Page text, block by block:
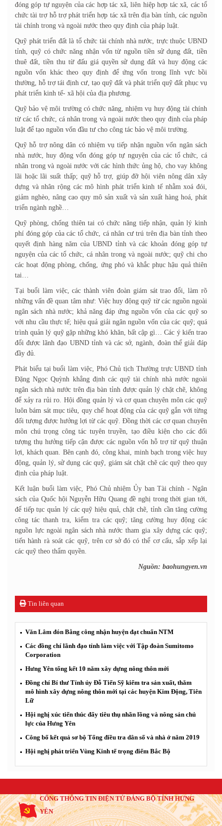
đóng góp tự nguyện của các hợp tác xã, liên hiệp hợp tác xã, các tổ
chức tài trợ hỗ trợ phát triển hợp tác xã trên địa bàn tỉnh, các nguồn
tài chính trong và ngoài nước theo quy định của pháp luật.
Quỹ phát triển đất là tổ chức tài chính nhà nước, trực thuộc UBND
tỉnh, quỹ có chức năng nhận vốn từ nguồn tiền sử dụng đất, tiền
thuê đất, tiền thu từ đấu giá quyền sử dụng đất và huy động các
nguồn vốn khác theo quy định để ứng vốn trong lĩnh vực bồi
thường, hỗ trợ tái định cư, tạo quỹ đất và phát triển quỹ đất phục vụ
phát triển kinh tế- xã hội của địa phương.
Quỹ bảo vệ môi trường có chức năng, nhiệm vụ huy động tài chính
từ các tổ chức, cá nhân trong và ngoài nước theo quy định của pháp
luật để tạo nguồn vốn đầu tư cho công tác bảo vệ môi trường.
Quỹ hỗ trợ nông dân có nhiệm vụ tiếp nhận nguồn vốn ngân sách
nhà nước, huy động vốn đóng góp tự nguyện của các tổ chức, cá
nhân trong và ngoài nước với các hình thức ủng hộ, cho vay không
lãi hoặc lãi suất thấp; quỹ hỗ trợ, giúp đỡ hội viên nông dân xây
dựng và nhân rộng các mô hình phát triển kinh tế nhằm xoá đói,
giảm nghèo, nâng cao quy mô sản xuất và sản xuất hàng hoá, phát
triển ngành nghề…
Quỹ phòng, chống thiên tai có chức năng tiếp nhận, quản lý kinh
phí đóng góp của các tổ chức, cá nhân cư trú trên địa bàn tỉnh theo
quyết định hàng năm của UBND tỉnh và các khoản đóng góp tự
nguyện của các tổ chức, cá nhân trong và ngoài nước; quỹ chi cho
các hoạt động phòng, chống, ứng phó và khắc phục hậu quả thiên
tai…
Tại buổi làm việc, các thành viên đoàn giám sát trao đổi, làm rõ
những vấn đề quan tâm như: Việc huy động quỹ từ các nguồn ngoài
ngân sách nhà nước; khả năng đáp ứng nguồn vốn của các quỹ so
với nhu cầu thực tế; hiệu quả giải ngân nguồn vốn của các quỹ; quá
trình quản lý quỹ gặp những khó khăn, bất cập gì… Các ý kiến trao
đổi được lãnh đạo UBND tỉnh và các sở, ngành, đoàn thể giải đáp
đầy đủ.
Phát biểu tại buổi làm việc, Phó Chủ tịch Thường trực UBND tỉnh
Đặng Ngọc Quỳnh khẳng định các quỹ tài chính nhà nước ngoài
ngân sách nhà nước trên địa bàn tỉnh được quản lý chặt chẽ, không
để xảy ra rủi ro. Hội đồng quản lý và cơ quan chuyên môn các quỹ
luôn bám sát mục tiêu, quy chế hoạt động của các quỹ gắn với từng
đối tượng được hưởng lợi từ các quỹ. Đồng thời các cơ quan chuyên
môn chú trọng công tác tuyên truyền, tạo điều kiện cho các đối
tượng thụ hưởng tiếp cận được các nguồn vốn hỗ trợ từ quỹ thuận
lợi, khách quan. Bên cạnh đó, công khai, minh bạch trong việc huy
động, quản lý, sử dụng các quỹ, giám sát chặt chẽ các quỹ theo quy
định của pháp luật.
Kết luận buổi làm việc, Phó Chủ nhiệm Ủy ban Tài chính - Ngân
sách của Quốc hội Nguyễn Hữu Quang đề nghị trong thời gian tới,
để tiếp tục quản lý các quỹ hiệu quả, chặt chẽ, tỉnh cần tăng cường
công tác thanh tra, kiểm tra các quỹ; tăng cường huy động các
nguồn lực ngoài ngân sách nhà nước tham gia xây dựng các quỹ;
tiến hành rà soát các quỹ, trên cơ sở đó có thể cơ cấu, sắp xếp lại
các quỹ theo thẩm quyền.
Nguồn: baohungyen.vn
Tin liên quan
Văn Lâm đón Bằng công nhận huyện đạt chuẩn NTM
Các đồng chí lãnh đạo tỉnh làm việc với Tập đoàn Sumitomo
Corporation
Hưng Yên tổng kết 10 năm xây dựng nông thôn mới
Đồng chí Bí thư Tỉnh ủy Đỗ Tiến Sỹ kiểm tra sản xuất, thăm
mô hình xây dựng nông thôn mới tại các huyện Kim Động, Tiên
Lữ
Hội nghị xúc tiến thúc đẩy tiêu thụ nhãn lồng và nông sản chủ
lực của Hưng Yên
Công bố kết quả sơ bộ Tổng điều tra dân số và nhà ở năm 2019
Hội nghị phát triển Vùng Kinh tế trọng điểm Bắc Bộ
CỔNG THÔNG TIN ĐIỆN TỬ ĐẢNG BỘ TỈNH HƯNG
YÊN